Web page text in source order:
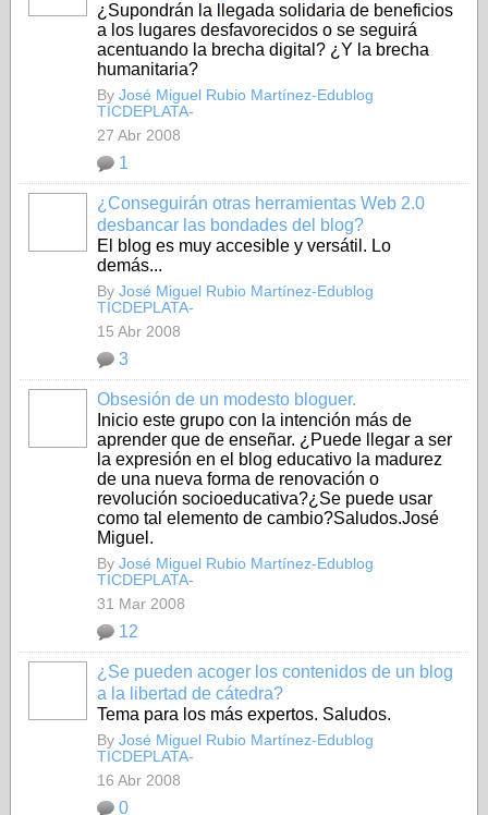
¿Supondrán la llegada solidaria de beneficios
a los lugares desfavorecidos o se seguirá
acentuando la brecha digital? ¿Y la brecha
humanitaria?
By José Miguel Rubio Martínez-Edublog
TICDEPLATA-
27 Abr 2008
1
¿Conseguirán otras herramientas Web 2.0
desbancar las bondades del blog?
El blog es muy accesible y versátil. Lo
demás...
By José Miguel Rubio Martínez-Edublog
TICDEPLATA-
15 Abr 2008
3
Obsesión de un modesto bloguer.
Inicio este grupo con la intención más de
aprender que de enseñar. ¿Puede llegar a ser
la expresión en el blog educativo la madurez
de una nueva forma de renovación o
revolución socioeducativa?¿Se puede usar
como tal elemento de cambio?Saludos.José
Miguel.
By José Miguel Rubio Martínez-Edublog
TICDEPLATA-
31 Mar 2008
12
¿Se pueden acoger los contenidos de un blog
a la libertad de cátedra?
Tema para los más expertos. Saludos.
By José Miguel Rubio Martínez-Edublog
TICDEPLATA-
16 Abr 2008
0